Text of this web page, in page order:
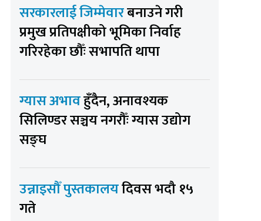
सरकारलाई जिम्मेवारबनाउने गरी
प्रमुख प्रतिपक्षीको भूमिका निर्वाह
गरिरहेका छौँः सभापति थापा
ग्यास अभावहुँदैन, अनावश्यक
सिलिण्डर सञ्चय नगरौँः ग्यास उद्योग
सङ्घ
उन्नाइसौँ पुस्तकालयदिवस भदौ १५
गते